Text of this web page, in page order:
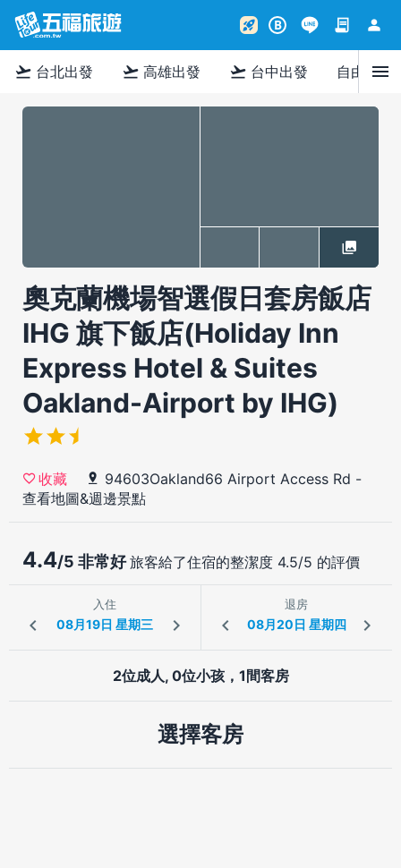
rocket_launch B contract person
flight_takeoff 台北出發 flight_takeoff 高雄出發 flight_takeoff 台中出發 自由行menu
奧克蘭機場智選假日套房飯店
IHG 旗下飯店(Holiday Inn
Express Hotel & Suites
Oakland-Airport by IHG)
收藏 94603Oakland66 Airport Access Rd -
查看地圖&週邊景點
4.4/5 非常好旅客給了住宿的整潔度 4.5/5 的評價
入住 退房
2位成人, 0位小孩，1間客房
選擇客房